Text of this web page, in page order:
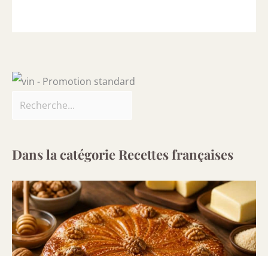
Dans la catégorie Recettes françaises